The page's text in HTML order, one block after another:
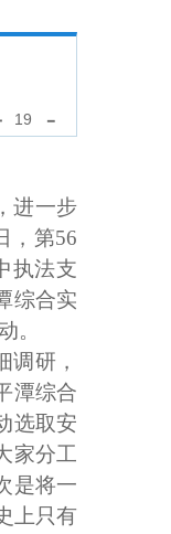
19
进一步
，第56
执法支
综合实
。
调研，
潭综合
选取安
家分工
是将一
上只有